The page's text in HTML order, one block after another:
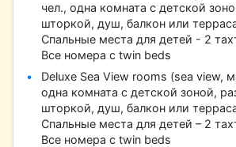
чел., одна комната с детской
шторкой, душ, балкон или
Спальные места для детей - 2
Все номера с twin beds
Deluxe Sea View rooms (sea view,
одна комната с детской зоной,
шторкой, душ, балкон или
Спальные места для детей – 2
Все номера с twin beds